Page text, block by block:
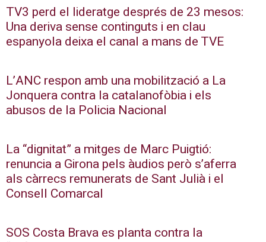
TV3 perd el lideratge després de 23 mesos:
Una deriva sense continguts i en clau
espanyola deixa el canal a mans de TVE
L’ANC respon amb una mobilització a La
Jonquera contra la catalanofòbia i els
abusos de la Policia Nacional
La “dignitat” a mitges de Marc Puigtió:
renuncia a Girona pels àudios però s’aferra
als càrrecs remunerats de Sant Julià i el
Consell Comarcal
SOS Costa Brava es planta contra la